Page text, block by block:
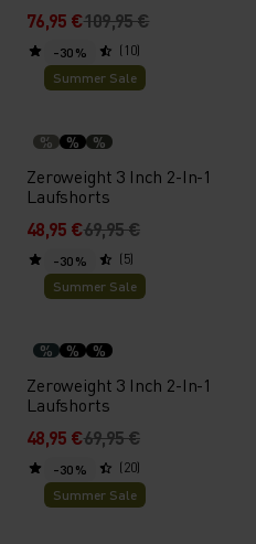
76,95 €109,95 €
(10)
-30 %
Summer Sale
% % %
Zeroweight 3 Inch 2-In-1
Laufshorts
48,95 €69,95 €
(5)
-30 %
Summer Sale
% % %
Zeroweight 3 Inch 2-In-1
Laufshorts
48,95 €69,95 €
(20)
-30 %
Summer Sale